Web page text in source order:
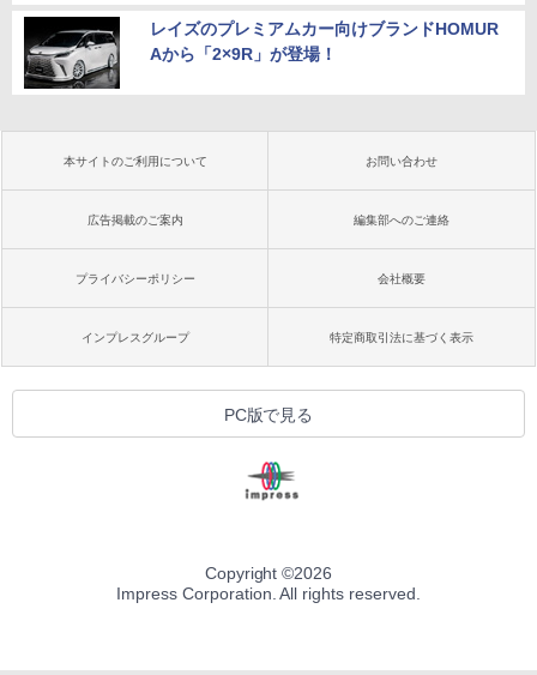
レイズのプレミアムカー向けブランドHOMUR
Aから「2×9R」が登場！
本サイトのご利用について お問い合わせ
広告掲載のご案内 編集部へのご連絡
プライバシーポリシー 会社概要
インプレスグループ 特定商取引法に基づく表示
PC版で見る
Copyright ©2026
Impress Corporation. All rights reserved.